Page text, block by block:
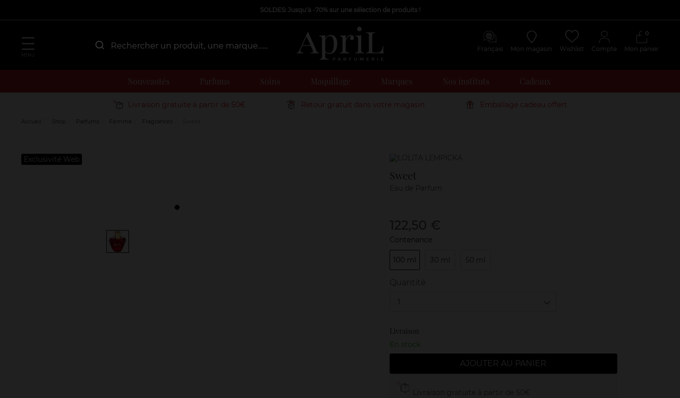
SOLDES: Jusqu'à -70% sur une sélection de produits !
Français Mon magasin Wishlist Compte Mon panier
0
Nouveautés Parfums Soins Maquillage Marques Nos instituts Cadeaux
Livraison gratuite à partir de 50€ Retour gratuit dans votre magasin Emballage cadeau offert
Accueil Shop Parfums Femme Fragrances
Exclusivité Web Marque
Sweet
Contenance
100 ml 30 ml 50 ml
1
Livraison
En stock
AJOUTER AU PANIER